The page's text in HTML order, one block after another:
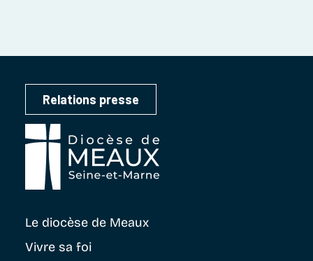
Relations presse
Le diocèse de Meaux
Vivre sa foi